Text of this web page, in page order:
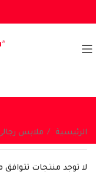
الرئيسية ملابس
لا توجد منتجات تتوافق